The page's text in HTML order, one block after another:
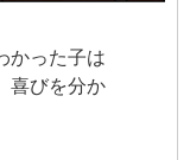
かった子は
喜びを分か